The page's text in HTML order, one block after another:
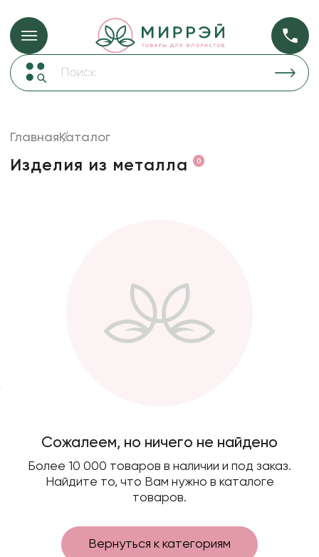
Упаковка для цветов и подарков Упаковка для
Декор для дома
ГлавнаяКаталог
Изделия из металла 0
Сожалеем, но ничего не найдено
Более 10 000 товаров в наличии и под заказ.
Найдите то, что Вам нужно в каталоге
товаров.
Вернуться к категориям